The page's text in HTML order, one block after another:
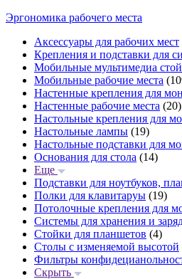
Эргономика рабочего места
Аксессуары для рабочих мест
Крепления и подставки для
Мобильные мультимедиа
Мобильные рабочие места
Настенные крепления для
Настенные рабочие места (20)
Настольные крепления для
Настольные лампы (19)
Настольные подставки для
Основания для стола (14)
Еще
Подставки для ноутбуков,
Полки для клавитаруы (19)
Потолочные крепления для
Системы для хранения и
Стойки для планшетов (4)
Столы с изменяемой высотой
Фильтры
Скрыть